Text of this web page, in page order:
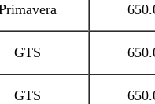
GTS
GTS